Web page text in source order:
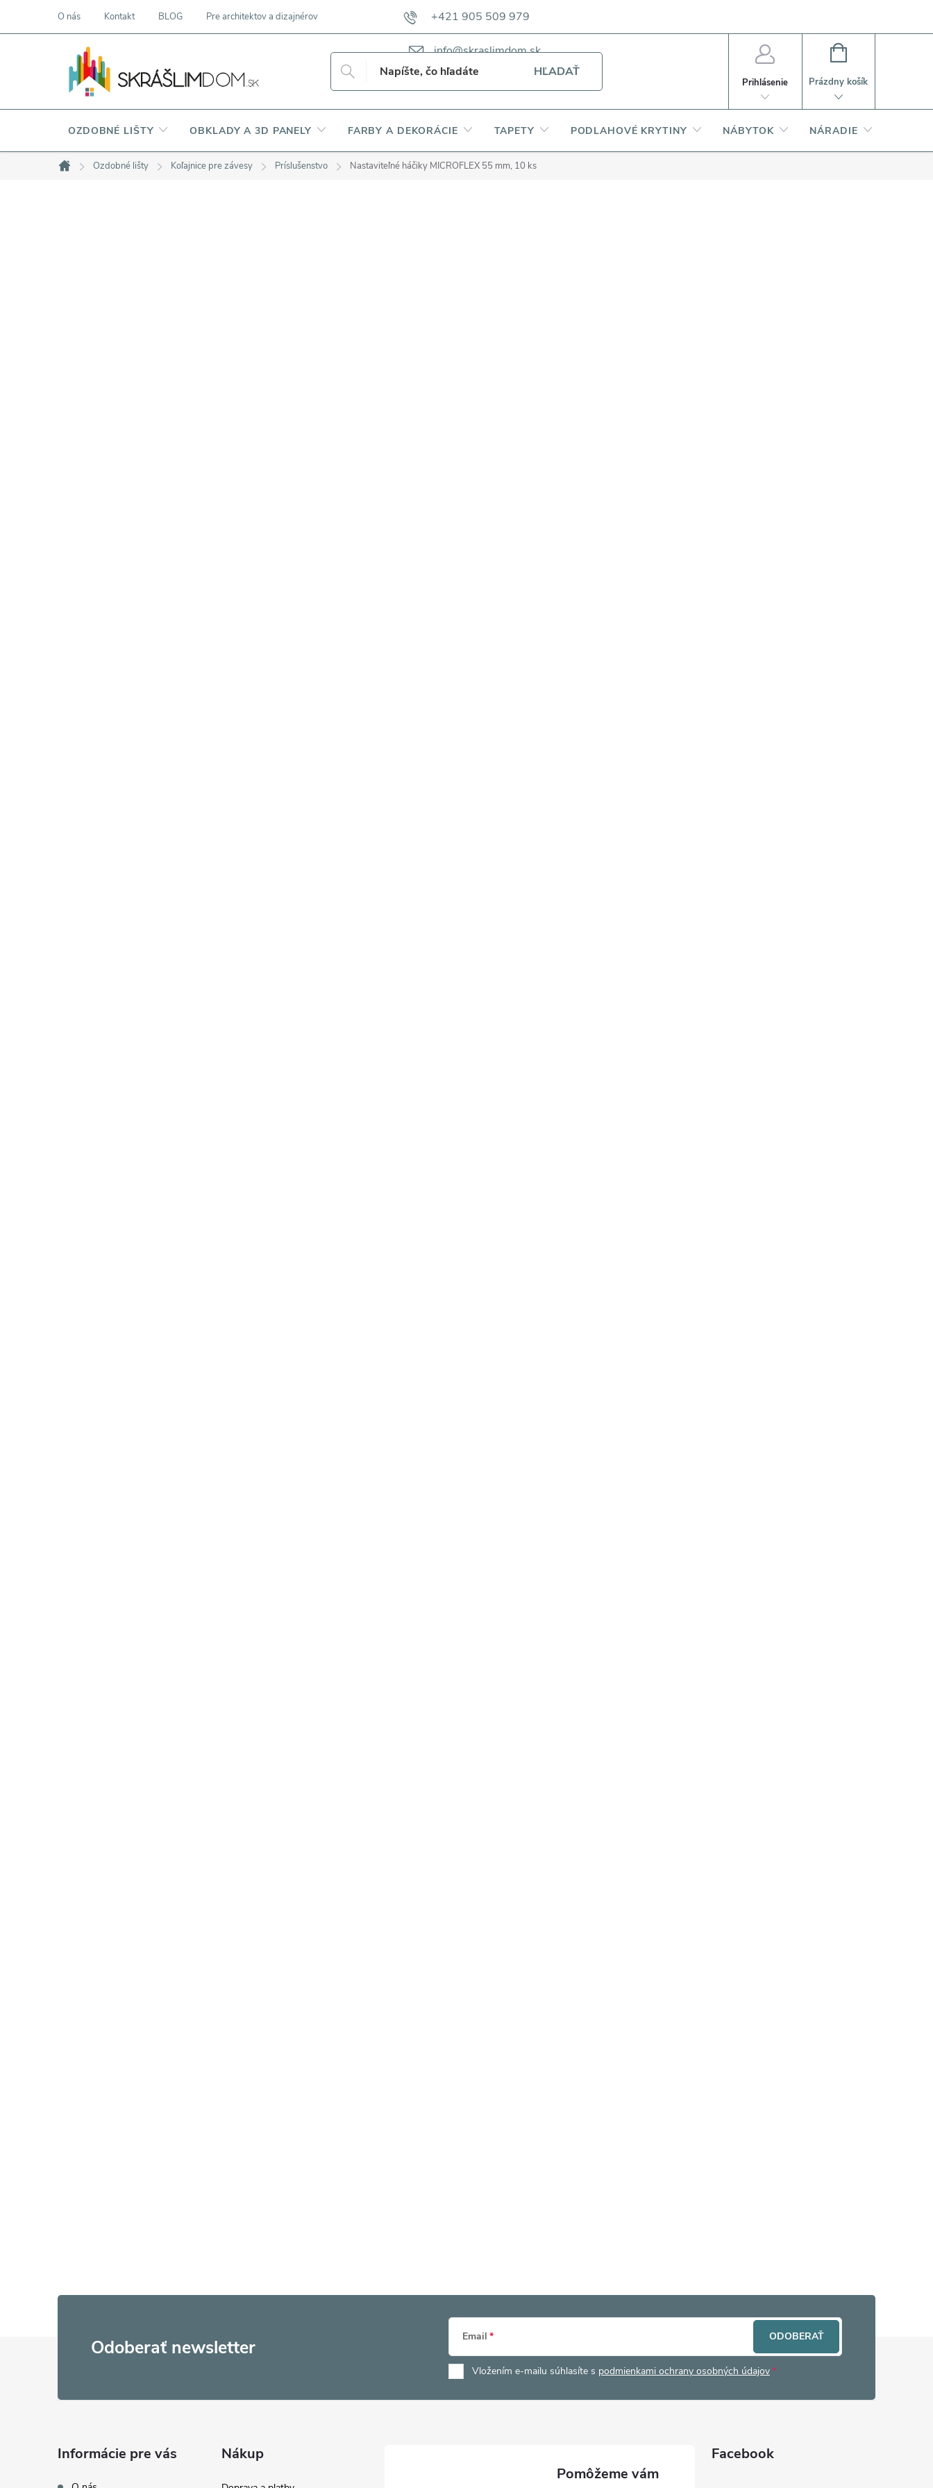
+421 905 509 979
info@skraslimdom.sk
O nás Kontakt BLOG Pre architektov a dizajnérov VZORKOVNÍKY TKANÍN CAMFERO VZORKOVNÍK TKANÍN DAPPI
HĽADAŤ
Prihlásenie
NÁKUPNÝ
Prázdny košík
OZDOBNÉ LIŠTY OBKLADY A 3D PANELY FARBY A DEKORÁCIE TAPETY PODLAHOVÉ KRYTINY NÁBYTOK NÁRADIE
Domov
Ozdobné lišty Koľajnice pre závesy Príslušenstvo Nastaviteľné háčiky MICROFLEX 55 mm, 10 ks
Odoberať newsletter Email
Vložením e-mailu súhlasíte s podmienkami ochrany osobných údajov
ODOBERAŤ
Informácie pre vás Nákup Facebook